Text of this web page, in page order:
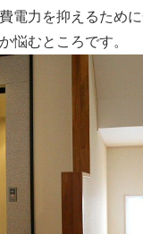
電力を抑えるため
悩むところです。